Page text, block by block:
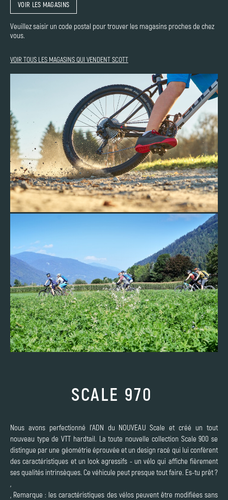
VOIR LES MAGASINS
Veuillez saisir un code postal pour trouver les magasins proches de chez
vous.
VOIR TOUS LES MAGASINS QUI VENDENT SCOTT
SCALE 970
Nous avons perfectionné l'ADN du NOUVEAU Scale et créé un tout
nouveau type de VTT hardtail. La toute nouvelle collection Scale 900 se
distingue par une géométrie éprouvée et un design racé qui lui confèrent
des caractéristiques et un look agressifs - un vélo qui affiche fièrement
ses qualités intrinsèques. Ce véhicule peut presque tout faire. Es-tu prêt ?
, Remarque : les caractéristiques des vélos peuvent être modifiées sans